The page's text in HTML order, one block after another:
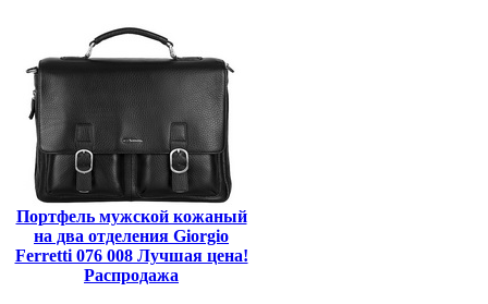
Портфель мужской кожаный
на два отделения Giorgio
Ferretti 076 008 Лучшая цена!
Распродажа